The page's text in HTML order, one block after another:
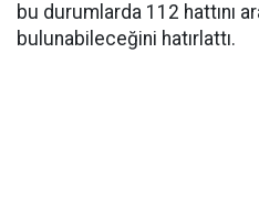
bu durumlarda 112 hattını
bulunabileceğini hatırlattı.